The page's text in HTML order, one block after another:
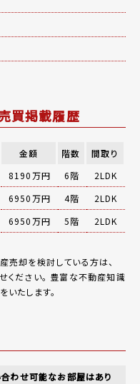
買掲載履歴
金額 階数
間取り
8190万円 6階
2LDK
6950万円 4階
2LDK
6950万円 5階 2LDK
売却を検討している方は、
ください。 豊富な不動産知識
いたします。
合わせ可能なお部屋はあり